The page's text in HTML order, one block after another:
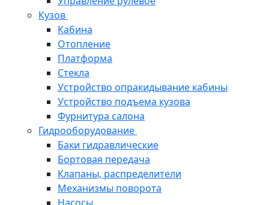
Кузов
Кабина
Отопление
Платформа
Стекла
Устройство опракидывание кабины
Устройство подъема кузова
Фурнитура салона
Гидрооборудование
Баки гидравлические
Бортовая передача
Клапаны, распределители
Механизмы поворота